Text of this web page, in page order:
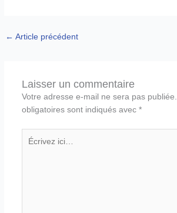
← Article précédent
Laisser un commentaire
Votre adresse e-mail ne sera pas publiée.
obligatoires sont indiqués avec *
ici…